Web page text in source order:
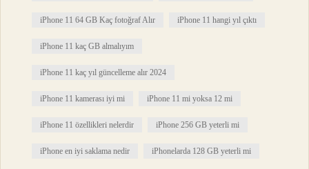
iPhone 11 64 GB Kaç fotoğraf Alır iPhone 11 hangi yıl çıktı
iPhone 11 kaç GB almalıyım
iPhone 11 kaç yıl güncelleme alır 2024
iPhone 11 kamerası iyi mi iPhone 11 mi yoksa 12 mi
iPhone 11 özellikleri nelerdir iPhone 256 GB yeterli mi
iPhone en iyi saklama nedir iPhonelarda 128 GB yeterli mi